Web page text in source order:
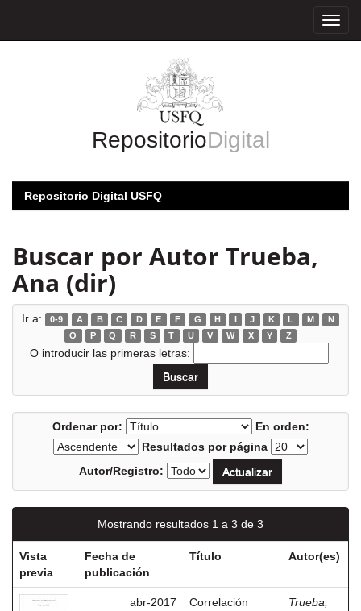
RepositorioDigital
Repositorio Digital USFQ
Buscar por Autor Trueba,
Ana (dir)
Ir a: 0-9 A B C D E F G H I J K L M
N
O
P Q R S T U V W X Y Z
O introducir las primeras letras:
Ordenar por:
En orden:
Resultados por página
Autor/Registro:
Mostrando resultados 1 a 3 de 3
Vista
previa
Fecha de
publicación
Título Autor(es)
abr-2017
Correlación
Trueba,